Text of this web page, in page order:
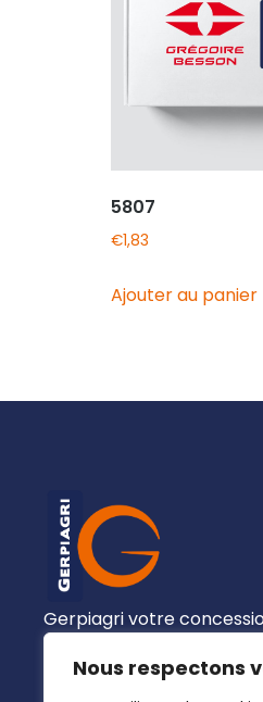
Nous respectons
5807
€1,83
Ajouter au panier
Gerpiagri votre
Clemens, …